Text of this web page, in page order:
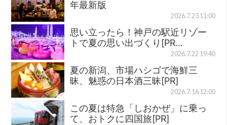
年最新版
2026.7.23 11:00
思い立ったら！神戸の駅近リゾー
トで夏の思い出づくり[PR…
2026.7.22 19:40
夏の新潟、市場ハシゴで海鮮三
昧、魅惑の日本酒三昧[PR]
2026.7.16 12:00
この夏は特急「しおかぜ」に乗っ
て、おトクに四国旅[PR]